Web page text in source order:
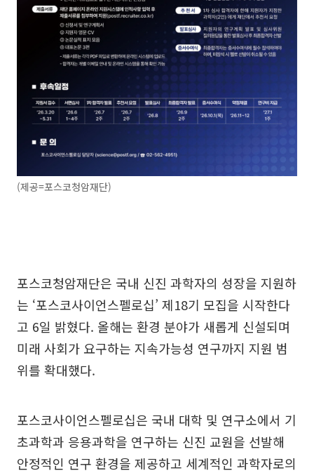
(제공=포스코청암재단)
포스코청암재단은 국내 신진 과학자의 성장을 지원하
는 ‘포스코사이언스펠로십’ 제18기 모집을 시작한다
고 6일 밝혔다. 올해는 환경 분야가 새롭게 신설되며
미래 사회가 요구하는 지속가능성 연구까지 지원 범
위를 확대했다.
포스코사이언스펠로십은 국내 대학 및 연구소에서 기
초과학과 응용과학을 연구하는 신진 교원을 선발해
안정적인 연구 환경을 제공하고 세계적인 과학자로의